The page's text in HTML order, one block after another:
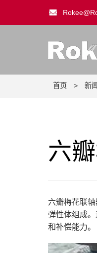
首页 > 新闻
六
六瓣梅花联
弹性体组成
和补偿能力。